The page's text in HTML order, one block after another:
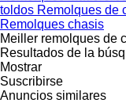
toldos Remolques de
Remolques chasis
Meiller remolques de
Resultados de la
Mostrar
Suscribirse
Anuncios similares